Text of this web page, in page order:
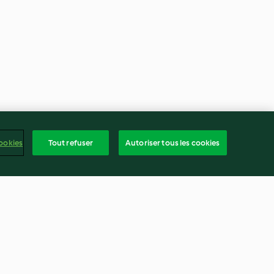
Tout refuser Autoriser tous les cookies